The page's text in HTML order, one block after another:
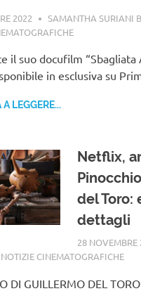
2022
SAMANTHA SURIANI
il suo docufilm “Sbagliata
in esclusiva su
LEGGERE...
Netflix,
del Toro:
dettagli
28 NOVEMBRE
NOTIZIE CINEMATOGRAFICHE
DI GUILLERMO DEL